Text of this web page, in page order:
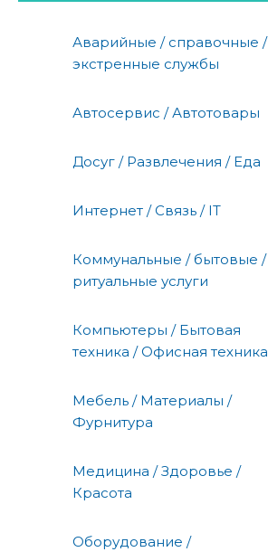
Аварийные / справочные /
экстренные службы
Автосервис / Автотовары
Досуг / Развлечения / Еда
Интернет / Связь / IT
Коммунальные / бытовые /
ритуальные услуги
Компьютеры / Бытовая
техника / Офисная техника
Мебель / Материалы /
Фурнитура
Медицина / Здоровье /
Красота
Оборудование /